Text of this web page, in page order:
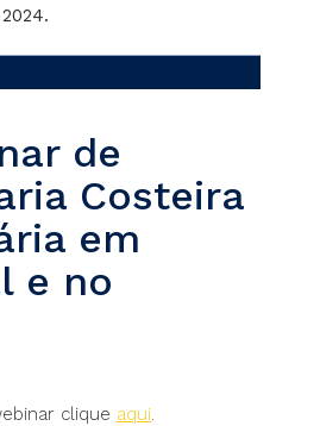
de
Costeira
em
e no
clique aqui.